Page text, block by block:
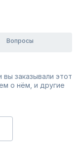
Вопросы
вы заказывали этот
о нём, и другие